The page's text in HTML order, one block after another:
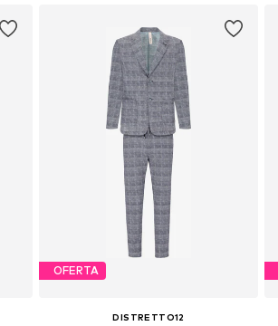
OFERTA
DISTRETTO12